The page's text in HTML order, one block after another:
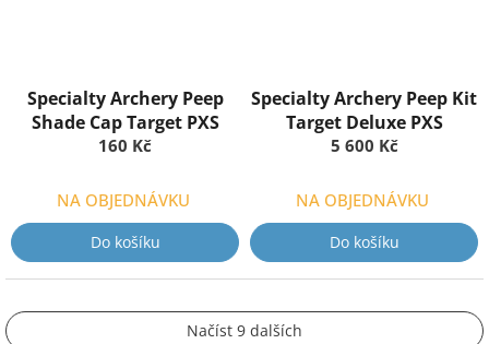
Specialty Archery Peep
Shade Cap Target PXS
160 Kč
NA OBJEDNÁVKU
Do košíku
Specialty Archery Peep Kit
Target Deluxe PXS
5 600 Kč
NA OBJEDNÁVKU
Do košíku
Načíst 9 dalších